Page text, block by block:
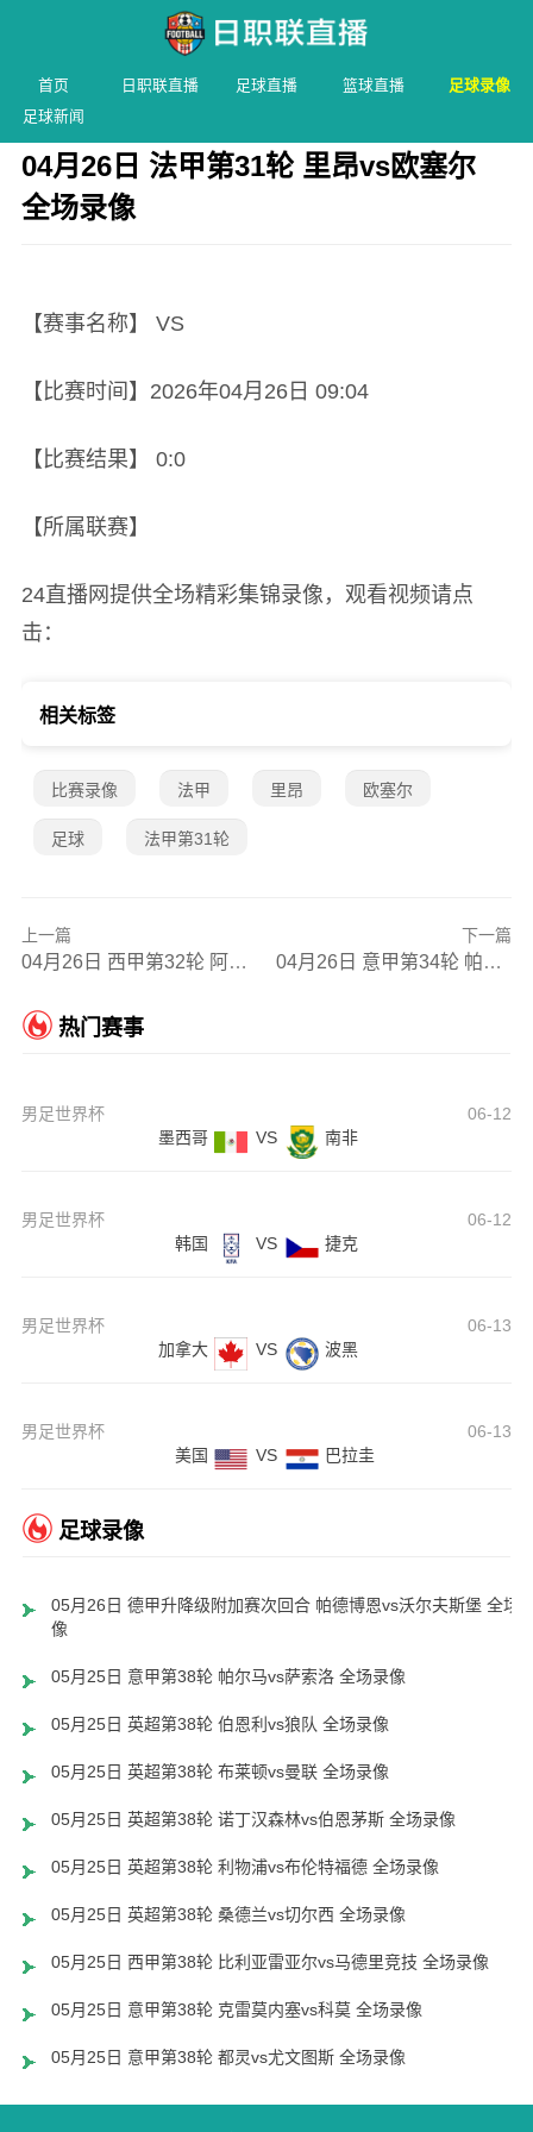
首页 日职联直播 足球直播 篮球直播
足球录像
足球新闻
04月26日 法甲第31轮 里昂vs欧塞尔
全场录像
【赛事名称】 VS
【比赛时间】2026年04月26日 09:04
【比赛结果】 0:0
【所属联赛】
24直播网提供全场精彩集锦录像，观看视频请点
击：
相关标签
比赛录像 法甲 里昂 欧塞尔
足球 法甲第31轮
上一篇
04月26日 西甲第32轮 阿拉维斯vs马略卡 全场录像
下一篇
04月26日 意甲第34轮 帕尔马vs比萨 全场录像
热门赛事
男足世界杯
06-12
墨西哥
VS 南非
男足世界杯
06-12
韩国
VS 捷克
男足世界杯
06-13
加拿大
VS 波黑
男足世界杯
06-13
美国
VS 巴拉圭
足球录像
05月26日 德甲升降级附加赛次回合 帕德博恩vs沃尔夫斯堡 全场
像
05月25日 意甲第38轮 帕尔马vs萨索洛 全场录像
05月25日 英超第38轮 伯恩利vs狼队 全场录像
05月25日 英超第38轮 布莱顿vs曼联 全场录像
05月25日 英超第38轮 诺丁汉森林vs伯恩茅斯 全场录像
05月25日 英超第38轮 利物浦vs布伦特福德 全场录像
05月25日 英超第38轮 桑德兰vs切尔西 全场录像
05月25日 西甲第38轮 比利亚雷亚尔vs马德里竞技 全场录像
05月25日 意甲第38轮 克雷莫内塞vs科莫 全场录像
05月25日 意甲第38轮 都灵vs尤文图斯 全场录像